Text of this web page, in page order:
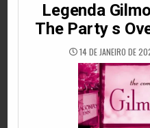
Legenda
The Party s
14 DE JANEIRO DE